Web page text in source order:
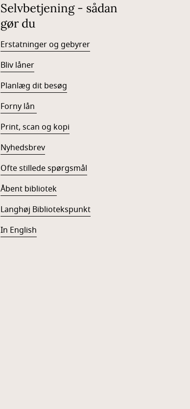
Selvbetjening - sådan
gør du
Erstatninger og gebyrer
Bliv låner
Planlæg dit besøg
Forny lån
Print, scan og kopi
Nyhedsbrev
Ofte stillede spørgsmål
Åbent bibliotek
Langhøj Bibliotekspunkt
In English